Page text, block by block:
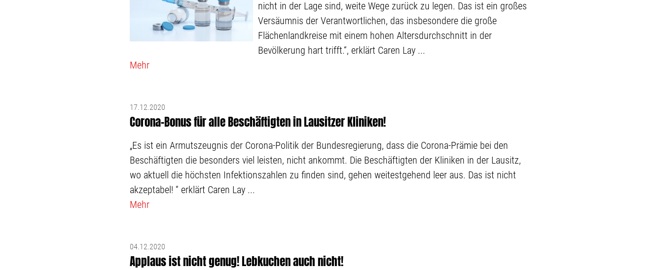
nicht in der Lage sind, weite Wege zurück zu legen. Das ist ein großes
Versäumnis der Verantwortlichen, das insbesondere die große
Flächenlandkreise mit einem hohen Altersdurchschnitt in der
Bevölkerung hart trifft.“, erklärt Caren Lay ...
Mehr
17.12.2020
Corona-Bonus für alle Beschäftigten in Lausitzer Kliniken!
„Es ist ein Armutszeugnis der Corona-Politik der Bundesregierung, dass die Corona-Prämie bei den
Beschäftigten die besonders viel leisten, nicht ankommt. Die Beschäftigten der Kliniken in der Lausitz,
wo aktuell die höchsten Infektionszahlen zu finden sind, gehen weitestgehend leer aus. Das ist nicht
akzeptabel! “ erklärt Caren Lay ...
Mehr
04.12.2020
Applaus ist nicht genug! Lebkuchen auch nicht!